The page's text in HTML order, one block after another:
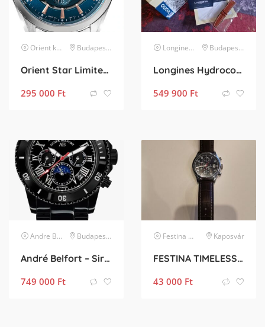
Orient karóra Budapest XIV. kerület
Orient Star Limited edition – Garanciális
295 000 Ft
Longines karóraBudapest IV. kerület
Longines Hydroconquest Ceramic Black 41, Új Rios Bőr szíj 21mm – Garancia 2028
549 900 Ft
Andre Belfort karóra
Budapest III. kerület
André Belfort – Sirène / AB-7110H / Karóra
749 000 Ft
Festina karóra Kaposvár
FESTINA TIMELESS CHRONO F20375
43 000 Ft